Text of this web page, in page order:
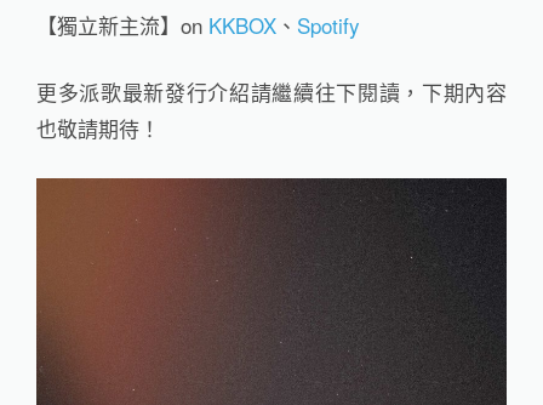
【獨立新主流】on KKBOX 、 Spotify
更多派歌最新發行介紹請繼續往下閱讀，下期內容
也敬請期待！